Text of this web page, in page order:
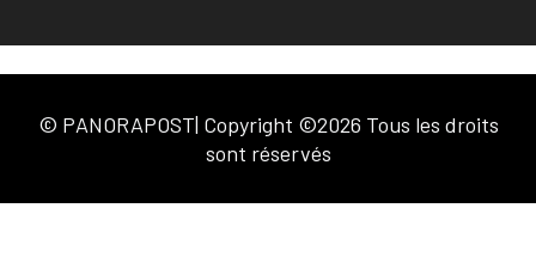
© PANORAPOST| Copyright ©2026 Tous les droits
sont réservés